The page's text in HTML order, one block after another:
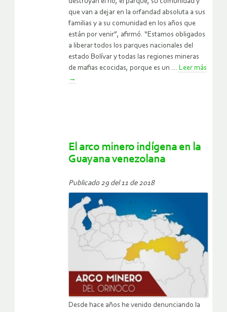
que van a dejar en la orfandad absoluta a sus
familias y a su comunidad en los años que
están por venir”, afirmó. “Estamos obligados
a liberar todos los parques nacionales del
estado Bolívar y todas las regiones mineras
de mafias ecocidas, porque es un ... Leer más
→
El arco minero indígena en la
Guayana venezolana
Publicado 29 del 11 de 2018
Desde hace años he venido denunciando la